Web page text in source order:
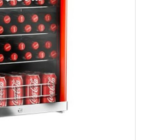
etwas zu hören.
aus, selbst bei
Sommer.